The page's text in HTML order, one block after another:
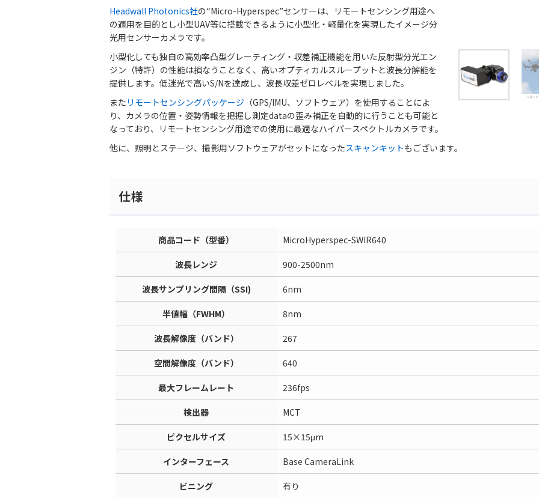
Headwall Photonics社の“Micro-Hyperspec”センサーは、リモートセンシング用途へ
の適用を目的とし小型UAV等に搭載できるように小型化・軽量化を実現したイメージ分
光用センサーカメラです。
小型化しても独自の高効率凸型グレーティング・収差補正機能を用いた反射型分光エン
ジン（特許）の性能は損なうことなく、高いオプティカルスループットと波長分解能を
提供します。低迷光で高いS/Nを達成し、波長収差ゼロレベルを実現しました。
また リモートセンシングパッケージ （GPS/IMU、ソフトウェア）を使用することによ
り、カメラの位置・姿勢情報を把握し測定dataの歪み補正を自動的に行うことも可能と
なっており、リモートセンシング用途での使用に最適なハイパースペクトルカメラです。
他に、照明とステージ、撮影用ソフトウェアがセットになったスキャンキットもございます。
仕様
商品コード（型番） MicroHyperspec-SWIR640
波長レンジ 900-2500nm
波長サンプリング間隔（SSI) 6nm
半値幅（FWHM） 8nm
波長解像度（バンド） 267
空間解像度（バンド） 640
最大フレームレート 236fps
検出器 MCT
ピクセルサイズ 15×15μm
インターフェース Base CameraLink
ビニング 有り